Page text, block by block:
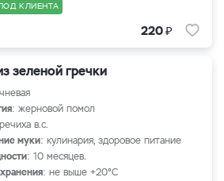
КЛИЕНТА
220₽
зеленой гречки
: жерновой помол
в.с.
муки: кулинария, здоровое питание
: 10 месяцев.
: не выше +20°С